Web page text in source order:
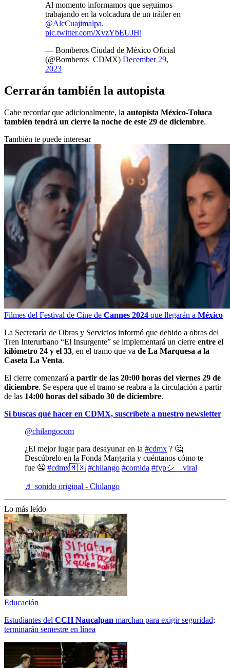
Al momento informamos que seguimos
trabajando en la volcadura de un tráiler en
@AlcCuajimalpa.
pic.twitter.com/XvzYbEUJHj
— Bomberos Ciudad de México Oficial
(@Bomberos_CDMX) December 29,
2023
Cerrarán también la autopista
Cabe recordar que adicionalmente, la autopista México-Toluca
también tendrá un cierre la noche de este 29 de diciembre.
También te puede interesar
Filmes del Festival de Cine de Cannes 2024 que llegarán a México
La Secretaría de Obras y Servicios informó que debido a obras del
Tren Interurbano “El Insurgente” se implementará un cierre entre el
kilómetro 24 y el 33, en el tramo que va de La Marquesa a la
Caseta La Venta.
El cierre comenzará a partir de las 20:00 horas del viernes 29 de
diciembre. Se espera que el tramo se reabra a la circulación a partir
de las 14:00 horas del sábado 30 de diciembre.
Si buscas qué hacer en CDMX, suscríbete a nuestro newsletter
@chilangocom
¿El mejor lugar para desayunar en la #cdmx ? 🤔
Descúbrelo en la Fonda Margarita y cuéntanos cómo te
fue 🤤 #cdmx🇲🇽 #chilango #comida #fypシ゚viral
♬ sonido original - Chilango
Lo más leído
Educación
Estudiantes del CCH Naucalpan marchan para exigir seguridad;
terminarán semestre en línea